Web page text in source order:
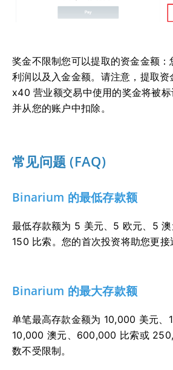
奖金不限制您可以提取的资金金额
利润以及入金金额。请注意，提取资
x40 营业额交易中使用的奖金将被标
并从您的账户中扣除。
常见问题 (FAQ)
Binarium 的最低存款额
最低存款额为 5 美元、5 欧元、5
150 比索。您的首次投资将助您更接
Binarium 的最大存款额
单笔最高存款金额为 10,000 美元、
10,000 澳元、600,000 比索或
数不受限制。